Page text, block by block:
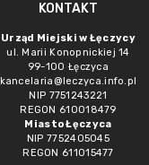
KONTAKT
Urząd Miejski w Łęczycy
ul. Marii Konopnickiej 14
99-100 Łęczyca
kancelaria@leczyca.info.pl
NIP 7751243221
REGON 610018479
Miasto Łęczyca
NIP 7752405045
REGON 611015477